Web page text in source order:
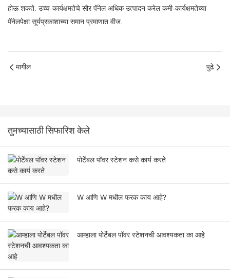
होऊ शकते. उच्च-कार्यक्षमतेचे सौर पॅनेल अधिक उत्पादन करेल कमी-कार्यक्षमतेच्या
पॅनेलपेक्षा सूर्यप्रकाशाच्या समान प्रमाणात वीज.
मागील पुढे
तुमच्यासाठी सिफारिश केले
पोर्टेबल पॉवर स्टेशन कसे कार्य करते
W आणि W मधील फरक काय आहे?
आम्हाला पोर्टेबल पॉवर स्टेशनची आवश्यकता का आहे